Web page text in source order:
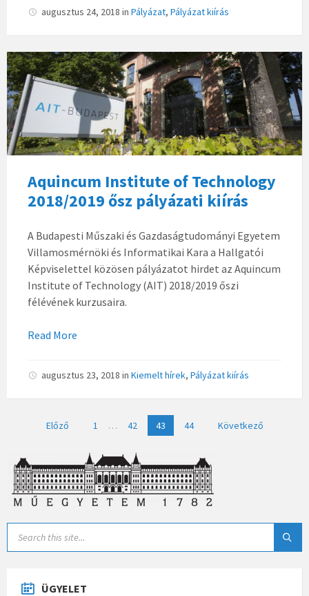
augusztus 24, 2018 in Pályázat, Pályázat kiírás
Aquincum Institute of Technology
2018/2019 ősz pályázati kiírás
A Budapesti Műszaki és Gazdaságtudományi Egyetem
Villamosmérnöki és Informatikai Kara a Hallgatói
Képviselettel közösen pályázatot hirdet az Aquincum
Institute of Technology (AIT) 2018/2019 őszi
félévének kurzusaira.
Read More
augusztus 23, 2018 in Kiemelt hírek, Pályázat kiírás
Bejegyzések
Előző 1 … 42 43 44 Következő
ÜGYELET